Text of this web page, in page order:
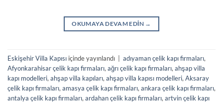
OKUMAYA DEVAM EDIN →
Eskişehir Villa Kapısı içinde yayınlandı adıyaman çelik kapı firmaları,
Afyonkarahisar çelik kapı firmaları, ağrı çelik kapı firmaları, ahşap villa
kapı modelleri, ahşap villa kapıları, ahşap villa kapısı modelleri, Aksaray
çelik kapı firmaları, amasya çelik kapı firmaları, ankara çelik kapı firmaları,
antalya çelik kapı firmaları, ardahan çelik kapı firmaları, artvin çelik kapı